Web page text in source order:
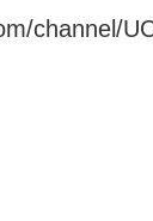
channel/